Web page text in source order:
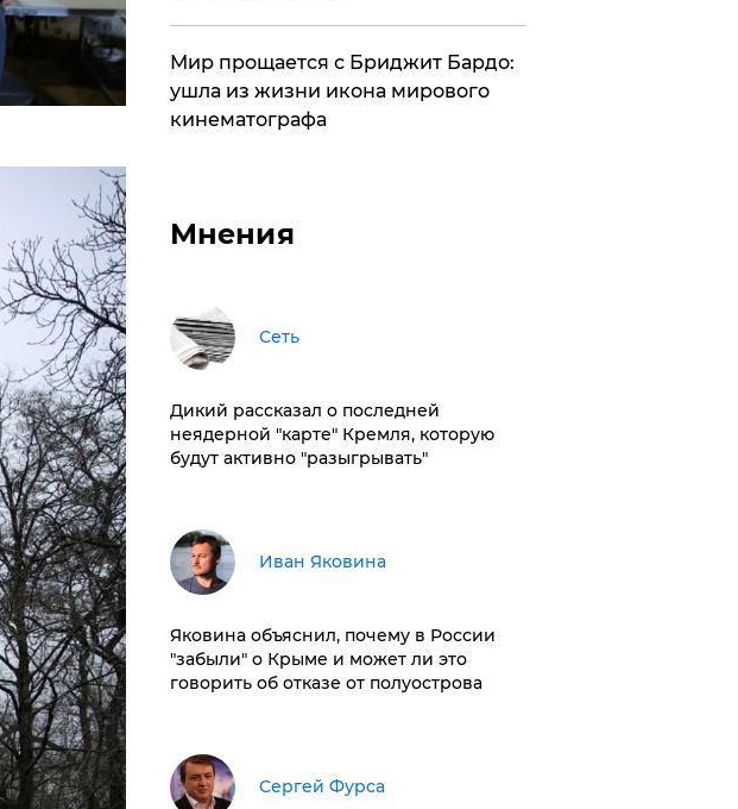
Мир прощается с Бриджит Бардо:
ушла из жизни икона мирового
кинематографа
Мнения
Сеть
Дикий рассказал о последней
неядерной "карте" Кремля, которую
будут активно "разыгрывать"
Иван Яковина
Яковина объяснил, почему в России
"забыли" о Крыме и может ли это
говорить об отказе от полуострова
Сергей Фурса